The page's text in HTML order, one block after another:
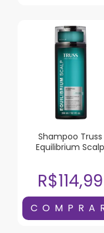
Shampoo Truss
Equilibrium Scalp
R$114,99